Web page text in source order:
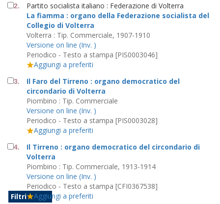
2.
Partito socialista italiano : Federazione di Volterra
La fiamma : organo della Federazione socialista del
Collegio di Volterra
Volterra : Tip. Commerciale, 1907-1910
Versione on line (Inv. )
Periodico - Testo a stampa [PIS0003046]
Aggiungi a preferiti
3.
Il Faro del Tirreno : organo democratico del
circondario di Volterra
Piombino : Tip. Commerciale
Versione on line (Inv. )
Periodico - Testo a stampa [PIS0003028]
Aggiungi a preferiti
4.
Il Tirreno : organo democratico del circondario di
Volterra
Piombino : Tip. Commerciale, 1913-1914
Versione on line (Inv. )
Periodico - Testo a stampa [CFI0367538]
Aggiungi a preferiti
Filtri